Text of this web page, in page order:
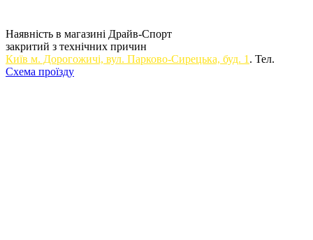
Наявність в магазині Драйв-Спорт
закритий з технічних причин
Київ м. Дорогожичi, вул. Парково-Сирецька, буд. 1 . Тел.
Схема проїзду